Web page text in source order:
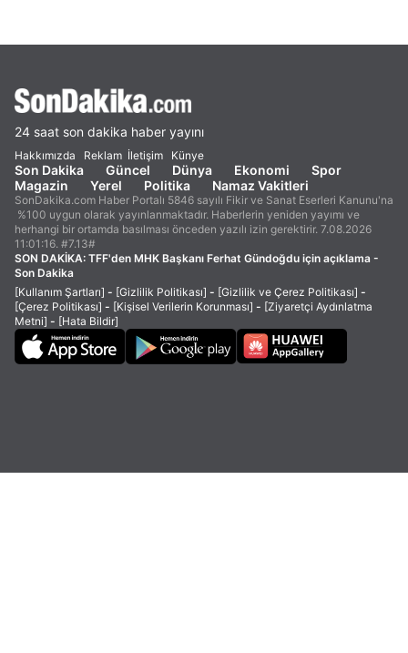
24 saat son dakika haber yayını
Hakkımızda Reklam İletişim Künye
Son Dakika Güncel Dünya Ekonomi
Spor
Magazin
Yerel Politika Namaz Vakitleri
SonDakika.com Haber Portalı 5846 sayılı Fikir ve Sanat Eserleri Kanunu'na
%100 uygun olarak yayınlanmaktadır. Haberlerin yeniden yayımı ve
herhangi bir ortamda basılması önceden yazılı izin gerektirir. 7.08.2026
11:01:16. #7.13#
SON DAKİKA: TFF'den MHK Başkanı Ferhat Gündoğdu için açıklama -
Son Dakika
[Kullanım Şartları] - [Gizlilik Politikası] - [Gizlilik ve Çerez Politikası] -
[Çerez Politikası] - [Kişisel Verilerin Korunması] - [Ziyaretçi Aydınlatma
Metni] - [Hata Bildir]